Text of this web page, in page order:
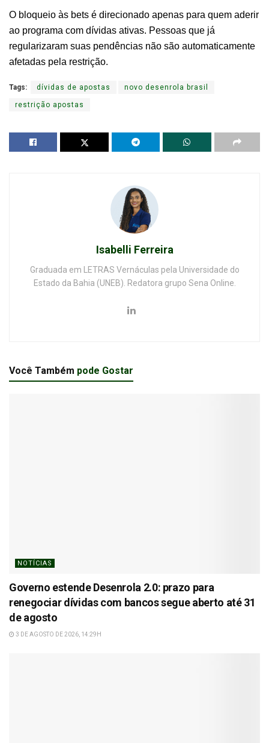
O bloqueio às bets é direcionado apenas para quem aderir
ao programa com dívidas ativas. Pessoas que já
regularizaram suas pendências não são automaticamente
afetadas pela restrição.
Tags: dívidas de apostas novo desenrola brasil
restrição apostas
Isabelli Ferreira
Graduada em LETRAS Vernáculas pela Universidade do
Estado da Bahia (UNEB). Redatora grupo Sena Online.
Você Também pode Gostar
NOTÍCIAS
Governo estende Desenrola 2.0: prazo para
renegociar dívidas com bancos segue aberto até 31
de agosto
3 DE AGOSTO DE 2026, 14:29H